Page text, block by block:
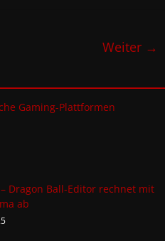
Weiter →
Gaming-Plattformen
– Dragon Ball-Editor rechnet mit
ab